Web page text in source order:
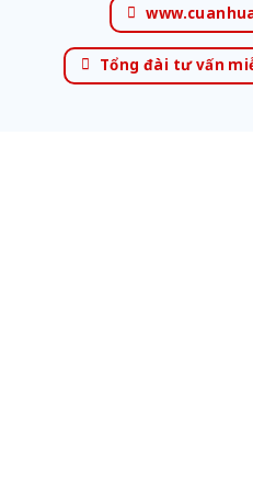
Tổng đài tư vấn